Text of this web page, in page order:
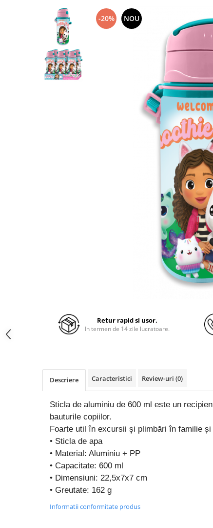
-20% NOU
Retur rapid si usor.
In termen de 14 zile lucratoare.
Descriere Caracteristici Review-uri (0)
Sticla de aluminiu de 600 ml este un
bauturile copiilor.
Foarte util în excursii și plimbări în familie și
• Sticla de apa
• Material: Aluminiu + PP
• Capacitate: 600 ml
• Dimensiuni: 22,5x7x7 cm
• Greutate: 162 g
Informatii conformitate produs